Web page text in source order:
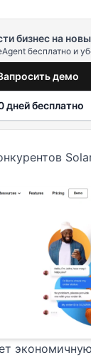
бизнес на
бесплатно и
демо
дней бесплатно